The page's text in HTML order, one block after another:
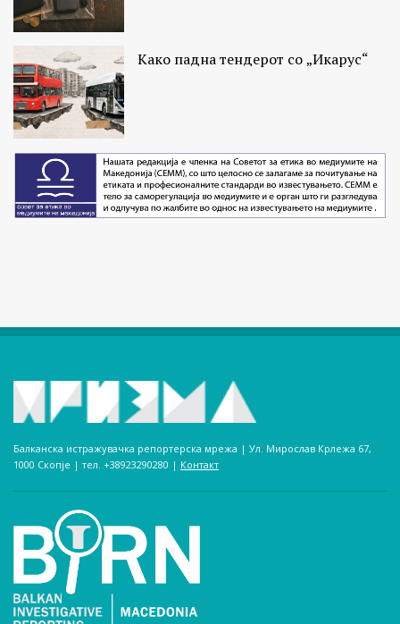
Како падна тендерот со „Икарус“
Балканска истражувачка репортерска мрежа | Ул. Мирослав Крлежа 67,
1000 Скопје | тел. +38923290280­ | Контакт